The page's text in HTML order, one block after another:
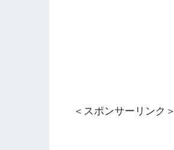
＜スポンサーリンク＞